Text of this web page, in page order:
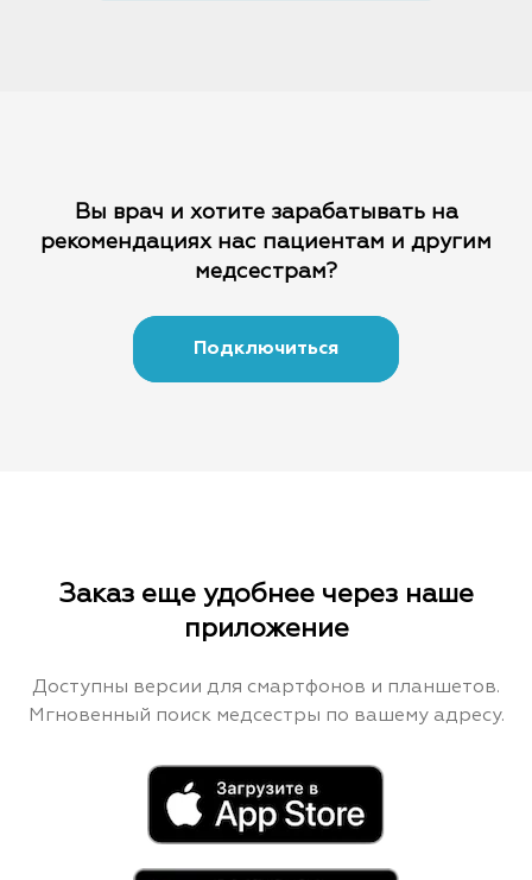
Вы врач и хотите зарабатывать на
рекомендациях нас пациентам и другим
медсестрам?
Подключиться
Заказ еще удобнее через наше
приложение
Доступны версии для смартфонов и планшетов.
Мгновенный поиск медсестры по вашему адресу.